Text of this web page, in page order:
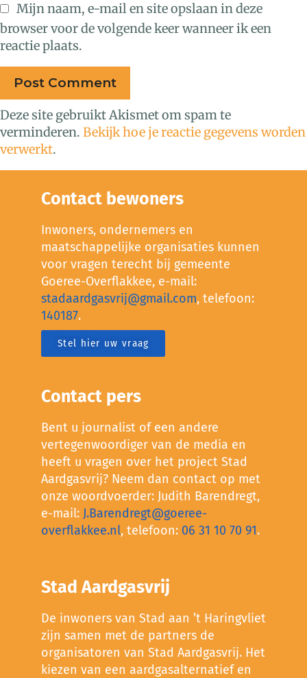
Mijn naam, e-mail en site opslaan in deze
browser voor de volgende keer wanneer ik een
reactie plaats.
Deze site gebruikt Akismet om spam te
verminderen. Bekijk hoe je reactie gegevens worden
verwerkt.
Contact bewoners
Inwoners, ondernemers en
maatschappelijke organisaties kunnen
voor vragen terecht bij gemeente
Goeree-Overflakkee, e-mail:
stadaardgasvrij@gmail.com, telefoon:
140187.
Stel hier uw vraag
Contact pers
Bent u journalist of een andere
vertegenwoordiger van de media en
heeft u vragen over het project Stad
Aardgasvrij? Neem dan contact op met
onze woordvoerder: Judith Barendregt,
e-mail: J.Barendregt@goeree-
overflakkee.nl, telefoon: 06 31 10 70 91.
Stad Aardgasvrij
De inwoners van Stad aan ’t Haringvliet
zijn samen met de partners de
organisatoren van Stad Aardgasvrij. Het
kiezen van een aardgasalternatief en